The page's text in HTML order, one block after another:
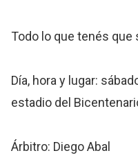
Todo lo que tenés que
Día, hora y lugar:
estadio del
Árbitro: Diego Abal